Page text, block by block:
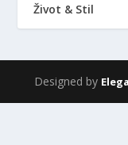
Život & Stil
Designed by